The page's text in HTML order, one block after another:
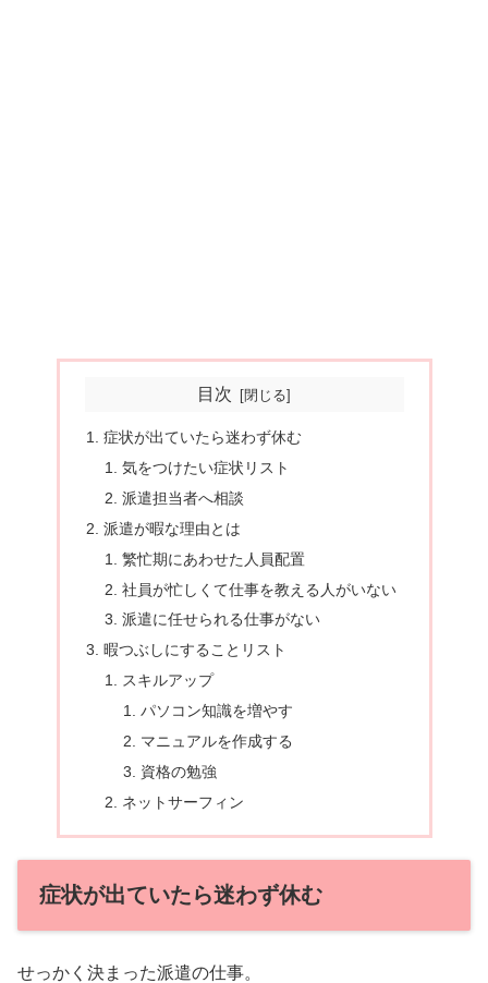
目次
症状が出ていたら迷わず休む
気をつけたい症状リスト
派遣担当者へ相談
派遣が暇な理由とは
繁忙期にあわせた人員配置
社員が忙しくて仕事を教える人がいない
派遣に任せられる仕事がない
暇つぶしにすることリスト
スキルアップ
パソコン知識を増やす
マニュアルを作成する
資格の勉強
ネットサーフィン
症状が出ていたら迷わず休む
せっかく決まった派遣の仕事。